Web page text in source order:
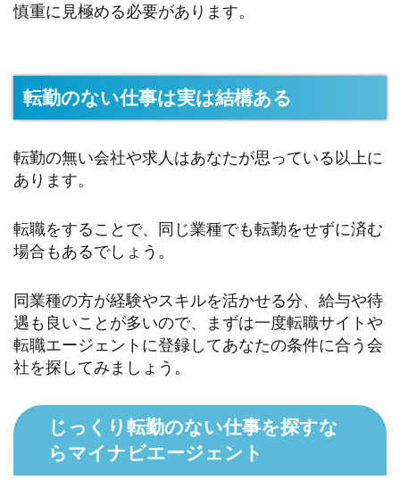
慎重に見極める必要があります。
転勤のない仕事は実は結構ある
転勤の無い会社や求人はあなたが思っている以上に
あります。
転職をすることで、同じ業種でも転勤をせずに済む
場合もあるでしょう。
同業種の方が経験やスキルを活かせる分、給与や待
遇も良いことが多いので、まずは一度転職サイトや
転職エージェントに登録してあなたの条件に合う会
社を探してみましょう。
じっくり転勤のない仕事を探すな
らマイナビエージェント